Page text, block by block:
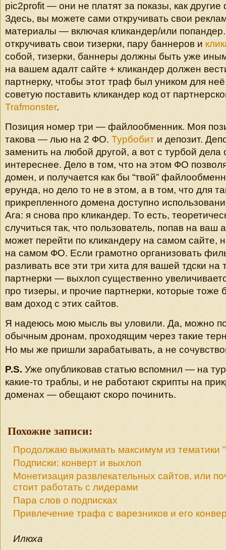
pic2profit — они не платят за показы, как другие
Здесь, вы можете сами откручивать свои
материалы — включая кликандер/или
откручивать свои тизерки, пару баннеров и
собой, тизерки, баннеры должны быть уже
на вашем адалт сайте + кликандер должен
партнерку, чтобы этот траф был уником для
советую поставить кликандер код от
Trafmonster.
Позиция номер три — файлообменник. Моя
такова — лью на 2 ФО. Турбобит и депозит.
заменить на любой другой, а вот с турбой дела
интереснее. Дело в том, что на этом ФО
домен, и получается как бы “твой”
ерунда, но дело то не в этом, а в том, что для
прикрепленного домена доступно
Ага: я снова про кликандер. То есть,
случиться так, что пользователь, попав на ваш
может перейти по кликандеру на самом сайте,
на самом ФО. Если грамотно организовать
разливать все эти три хита для вашей тдски на
партнерки — выхлоп существенно
про тизеры, и прочие партнерки, которые тоже
вам доход с этих сайтов.
Я надеюсь мою мысль вы уловили. Да, можно
обычным дронам, проходящим через такие
Но мы же пришли зарабатывать, а не
P.S. Уже опубликовав статью вспомнил — на
какие-то траблы, и не работают скрипты на
доменах — обещают скоро починить.
Похожие записи:
Продолжаю выжимать максимум из тематики
Подписки: конверт и выхлоп
Монетизация развлекательных сайтов, или
стоит работать с лидерами
Пара слов о подписках
Привлечение трафа с варезников и его
Илюха